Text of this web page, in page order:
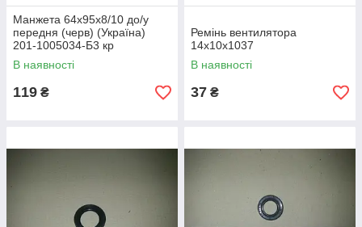
Манжета 64х95х8/10 до/у
передня (черв) (Україна)
201-1005034-Б3 кр
В наявності
119 ₴
Ремінь вентилятора
14х10х1037
В наявності
37 ₴